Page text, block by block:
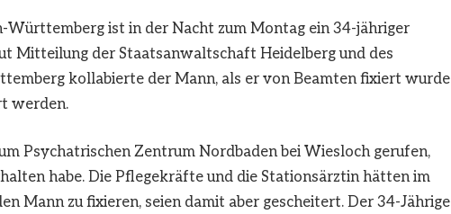
Württemberg ist in der Nacht zum Montag ein 34-jähriger
Mitteilung der Staatsanwaltschaft Heidelberg und des
kollabierte der Mann, als er von Beamten fixiert wurde
werden.
Psychatrischen Zentrum Nordbaden bei Wiesloch gerufen,
habe. Die Pflegekräfte und die Stationsärztin hätten im
Mann zu fixieren, seien damit aber gescheitert. Der 34-Jährige